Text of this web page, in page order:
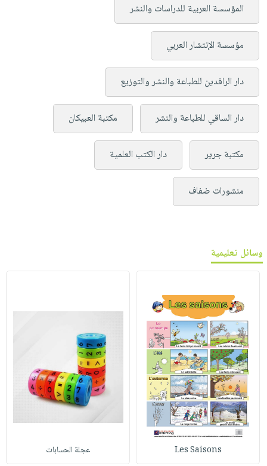
المؤسسة العربية للدراسات والنشر
مؤسسة الإنتشار العربي
دار الرافدين للطباعة والنشر والتوزيع
دار الساقي للطباعة والنشر مكتبة العبيكان
مكتبة جرير دار الكتب العلمية
منشورات ضفاف
وسائل تعليمية
Les Saisons عجلة الحسابات